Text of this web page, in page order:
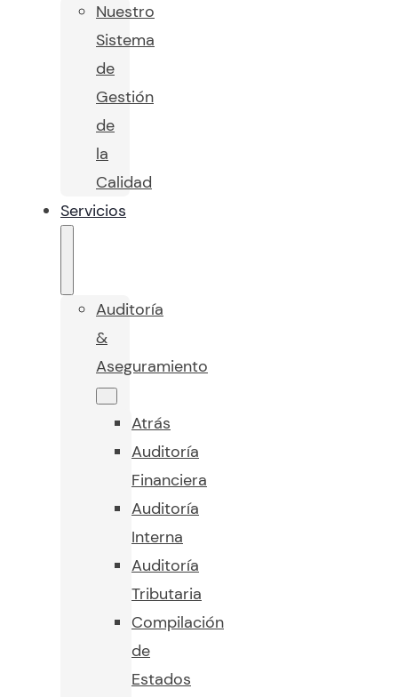
Nuestro
Sistema
de
Gestión
de
la
Calidad
Servicios
Auditoría
&
Aseguramiento
Atrás
Auditoría
Financiera
Auditoría
Interna
Auditoría
Tributaria
Compilación
de
Estados